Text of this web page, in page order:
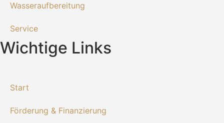
Wasseraufbereitung
Service
Wichtige Links
Start
Förderung & Finanzierung